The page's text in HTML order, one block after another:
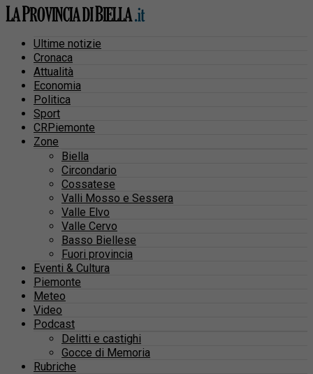
Ultime notizie
Cronaca
Attualità
Economia
Politica
Sport
CRPiemonte
Zone
Biella
Circondario
Cossatese
Valli Mosso e Sessera
Valle Elvo
Valle Cervo
Basso Biellese
Fuori provincia
Eventi & Cultura
Piemonte
Meteo
Video
Podcast
Delitti e castighi
Gocce di Memoria
Rubriche